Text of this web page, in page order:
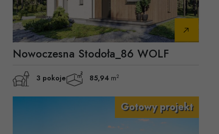
Nowoczesna Stodoła_86 WOLF
3 pokoje 85,94 m2